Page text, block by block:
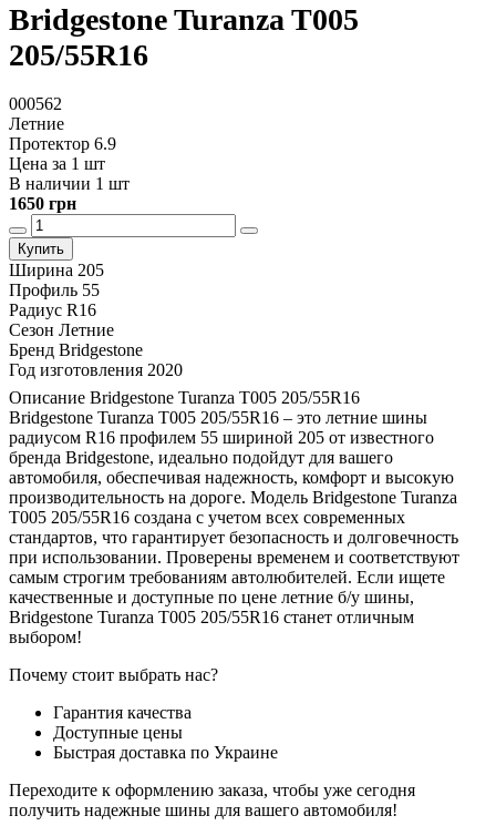
Bridgestone Turanza T005
205/55R16
000562
Летние
Протектор 6.9
Цена за 1 шт
В наличии 1 шт
1650 грн
Купить
Ширина 205
Профиль 55
Радиус R16
Сезон Летние
Бренд Bridgestone
Год изготовления 2020
Описание Bridgestone Turanza T005 205/55R16
Bridgestone Turanza T005 205/55R16 – это летние шины
радиусом R16 профилем 55 шириной 205 от известного
бренда Bridgestone, идеально подойдут для вашего
автомобиля, обеспечивая надежность, комфорт и высокую
производительность на дороге. Модель Bridgestone Turanza
T005 205/55R16 создана с учетом всех современных
стандартов, что гарантирует безопасность и долговечность
при использовании. Проверены временем и соответствуют
самым строгим требованиям автолюбителей. Если ищете
качественные и доступные по цене летние б/у шины,
Bridgestone Turanza T005 205/55R16 станет отличным
выбором!
Почему стоит выбрать нас?
Гарантия качества
Доступные цены
Быстрая доставка по Украине
Переходите к оформлению заказа, чтобы уже сегодня
получить надежные шины для вашего автомобиля!